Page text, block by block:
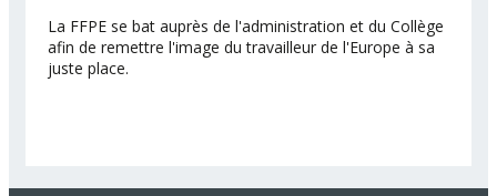
La FFPE se bat auprès de l'administration et du Collège
afin de remettre l'image du travailleur de l'Europe à sa
juste place.